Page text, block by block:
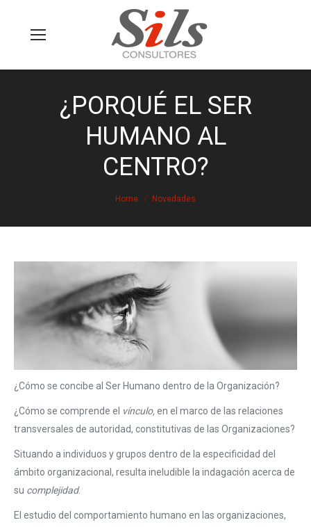
¿PORQUÉ EL SER
HUMANO AL
CENTRO?
Home Novedades
¿Cómo se concibe al Ser Humano dentro de la Organización?
¿Cómo se comprende el vínculo,en el marco de las relaciones
transversales de autoridad, constitutivas de las Organizaciones?
Situando a individuos y grupos dentro de la especificidad del
ámbito organizacional, resulta ineludible la indagación acerca de
su complejidad.
El estudio del comportamiento humano en las organizaciones,